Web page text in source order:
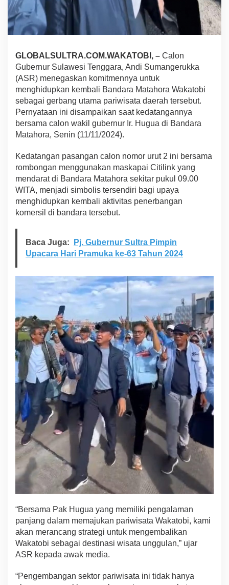
a
h
r
,
A
R
-
H
u
g
u
a
e
r
o
e
h
D
n
g
n
a
i
T
o
k
o
h
M
a
s
y
a
k
GLOBALSULTRA.COM.WAKATOBI, – Calon
Gubernur Sulawesi Tenggara, Andi Sumangerukka
(ASR) menegaskan komitmennya untuk
menghidupkan kembali Bandara Matahora Wakatobi
sebagai gerbang utama pariwisata daerah tersebut.
Pernyataan ini disampaikan saat kedatangannya
bersama calon wakil gubernur Ir. Hugua di Bandara
Matahora, Senin (11/11/2024).
Kedatangan pasangan calon nomor urut 2 ini bersama
rombongan menggunakan maskapai Citilink yang
mendarat di Bandara Matahora sekitar pukul 09.00
WITA, menjadi simbolis tersendiri bagi upaya
menghidupkan kembali aktivitas penerbangan
komersil di bandara tersebut.
Baca Juga:
Pj. Gubernur Sultra Pimpin
Upacara Hari Pramuka ke-63 Tahun 2024
“Bersama Pak Hugua yang memiliki pengalaman
panjang dalam memajukan pariwisata Wakatobi, kami
akan merancang strategi untuk mengembalikan
Wakatobi sebagai destinasi wisata unggulan,” ujar
ASR kepada awak media.
“Pengembangan sektor pariwisata ini tidak hanya